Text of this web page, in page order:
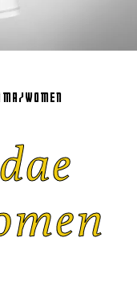
women